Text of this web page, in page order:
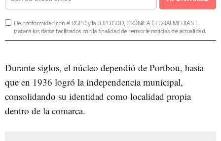
De conformidad con el RGPD y la LOPDGDD, CRÓNICA GLOBALMEDIA S.L.
tratará los datos facilitados con la finalidad de remitirle noticias de actualidad.
Durante siglos, el núcleo dependió de Portbou, hasta
que en 1936 logró la independencia municipal,
consolidando su identidad como localidad propia
dentro de la comarca.